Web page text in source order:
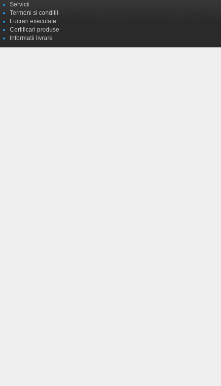
Servicii
Termeni si conditii
Lucrari executate
Certificari produse
Informatii livrare